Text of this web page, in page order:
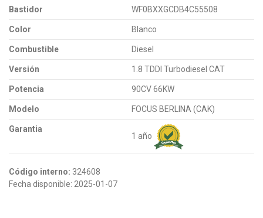
Bastidor WF0BXXGCDB4C55508
Color Blanco
Combustible Diesel
Versión 1.8 TDDI Turbodiesel CAT
Potencia 90CV 66KW
Modelo FOCUS BERLINA (CAK)
Garantia
1 año
Código interno: 324608
Fecha disponible: 2025-01-07